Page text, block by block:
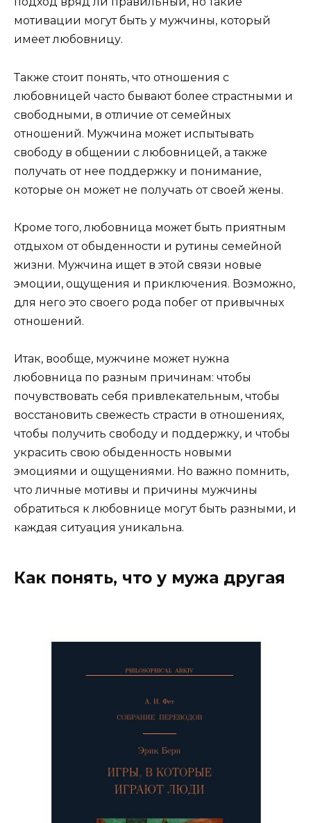
мотивации могут быть у мужчины, который
имеет любовницу.
Также стоит понять, что отношения с
любовницей часто бывают более страстными и
свободными, в отличие от семейных
отношений. Мужчина может испытывать
свободу в общении с любовницей, а также
получать от нее поддержку и понимание,
которые он может не получать от своей жены.
Кроме того, любовница может быть приятным
отдыхом от обыденности и рутины семейной
жизни. Мужчина ищет в этой связи новые
эмоции, ощущения и приключения. Возможно,
для него это своего рода побег от привычных
отношений.
Итак, вообще, мужчине может нужна
любовница по разным причинам: чтобы
почувствовать себя привлекательным, чтобы
восстановить свежесть страсти в отношениях,
чтобы получить свободу и поддержку, и чтобы
украсить свою обыденность новыми
эмоциями и ощущениями. Но важно помнить,
что личные мотивы и причины мужчины
обратиться к любовнице могут быть разными, и
каждая ситуация уникальна.
Как понять, что у мужа другая